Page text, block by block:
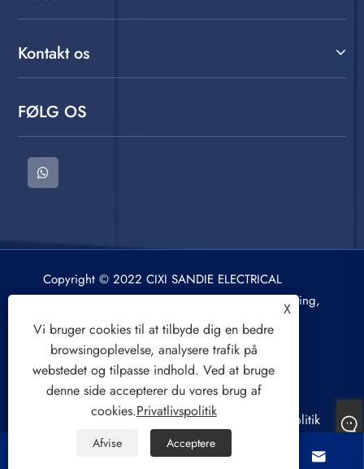
Kontakt os
FØLG OS
Copyright © 2022 CIXI SANDIE ELECTRICAL
APPLIANCE CO.,LTD. Vaskemaskine, centrifugering,
luftkøler. Alle rettigheder forbeholdes.
Sitemap RSS XML Privatlivspolitik
 
X
Vi bruger cookies til at tilbyde dig en bedre
browsingoplevelse, analysere trafik på
webstedet og tilpasse indhold. Ved at bruge
denne side accepterer du vores brug af
cookies.Privatlivspolitik
Afvise Acceptere